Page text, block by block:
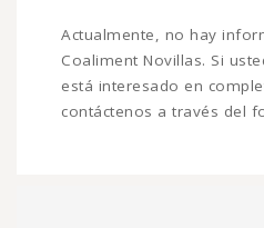
Actualmente, no hay
Coaliment Novillas. Si
está interesado en
contáctenos a través del